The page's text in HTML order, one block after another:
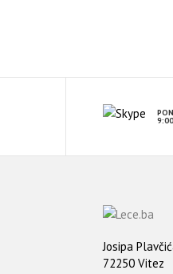
Josipa
72250 Vitez